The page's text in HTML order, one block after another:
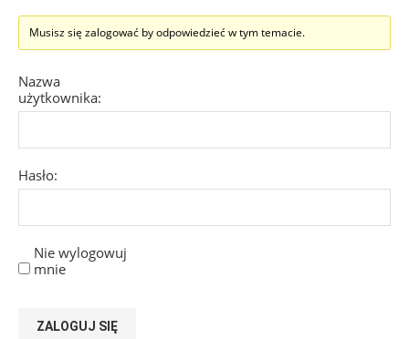
Musisz się zalogować by odpowiedzieć w tym temacie.
Nazwa
użytkownika:
Hasło:
Nie wylogowuj
mnie
ZALOGUJ SIĘ